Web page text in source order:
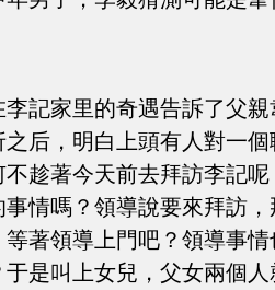
記家里的奇遇告訴了父
后，明白上頭有人對一
趁著今天前去拜訪李記
情嗎？領導說要來拜訪
著領導上門吧？領導事
是叫上女兒，父女兩個人